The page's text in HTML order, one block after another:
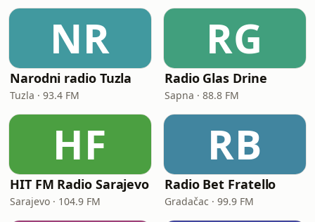
NR
Narodni radio Tuzla
Tuzla · 93.4 FM
RG
Radio Glas Drine
Sapna · 88.8 FM
HF
HIT FM Radio Sarajevo
Sarajevo · 104.9 FM
RB
Radio Bet Fratello
Gradačac · 99.9 FM